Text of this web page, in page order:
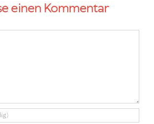
einen Kommentar